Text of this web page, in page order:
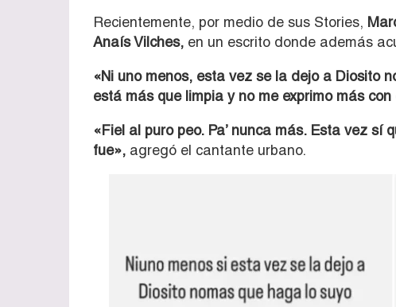
Recientemente, por medio de sus Stories,
Anaís Vilches, en un escrito donde además
«Ni uno menos, esta vez se la dejo a Diosito
está más que limpia y no me exprimo más
«Fiel al puro peo. Pa’ nunca más. Esta vez sí
fue», agregó el cantante urbano.